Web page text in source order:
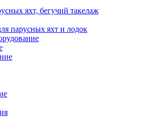
яхт, бегучий такелаж
парусных яхт и лодок